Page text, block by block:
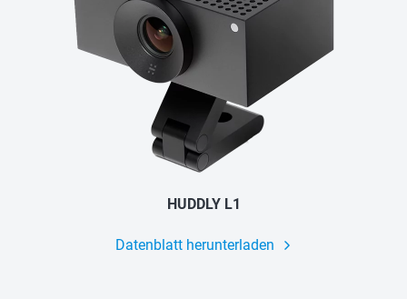
HUDDLY L1
Datenblatt herunterladen